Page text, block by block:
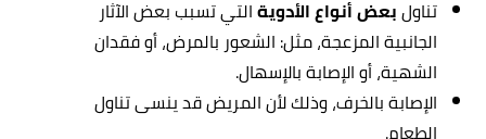
تناولبعض أنواع الأدويةالتي تسبب بعض الآثار
الجانبية المزعجة، مثل: الشعور بالمرض، أو فقدان
الشهية، أو الإصابة بالإسهال.
الإصابة بالخرف، وذلك لأن المريض قد ينسى تناول